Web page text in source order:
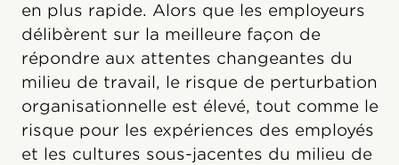
en plus rapide. Alors que les employeurs
délibèrent sur la meilleure façon de
répondre aux attentes changeantes du
milieu de travail, le risque de perturbation
organisationnelle est élevé, tout comme le
risque pour les expériences des employés
et les cultures sous-jacentes du milieu de